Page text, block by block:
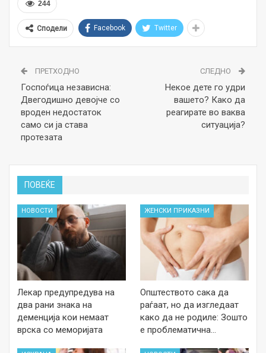
244
Сподели Facebook Twitter
ПРЕТХОДНО
Госпоѓица независна:
Двегодишно девојче со
вроден недостаток
само си ја става
протезата
СЛЕДНО
Некое дете го удри
вашето? Како да
реагирате во ваква
ситуација?
ПОВЕЌЕ
НОВОСТИ
Лекар предупредува на
два рани знака на
деменција кои немаат
врска со меморијата
ЖЕНСКИ ПРИКАЗНИ
Општеството сака да
раѓаат, но да изгледаат
како да не родиле: Зошто
е проблематична…